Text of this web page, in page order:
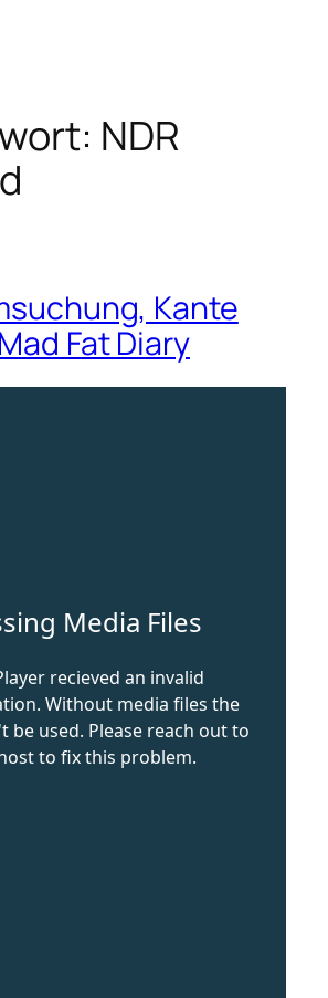
NDR
Kante
Fat Diary